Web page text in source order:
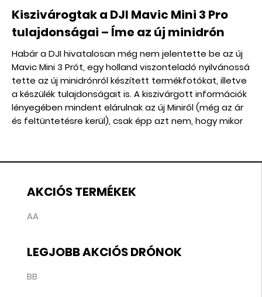
Kiszivárogtak a DJI Mavic Mini 3 Pro
tulajdonságai – Íme az új minidrón
Habár a DJI hivatalosan még nem jelentette be az új
Mavic Mini 3 Prót, egy holland viszonteladó nyilvánossá
tette az új minidrónról készített termékfotókat, illetve
a készülék tulajdonságait is. A kiszivárgott információk
lényegében mindent elárulnak az új Miniről (még az ár
és feltüntetésre kerül), csak épp azt nem, hogy mikor
AKCIÓS TERMÉKEK
AA
LEGJOBB AKCIÓS DRÓNOK
BB